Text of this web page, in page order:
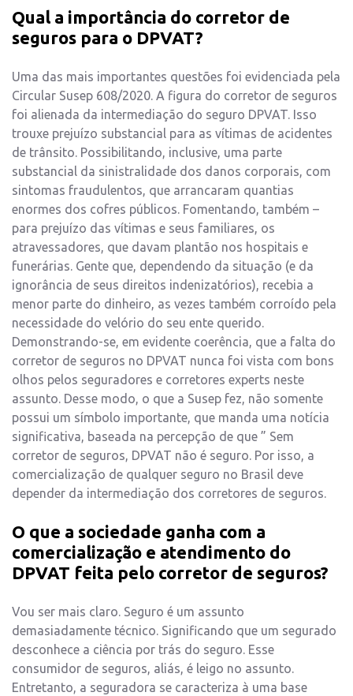
Qual a importância do corretor de
seguros para o DPVAT?
Uma das mais importantes questões foi evidenciada pela
Circular Susep 608/2020. A figura do corretor de seguros
foi alienada da intermediação do seguro DPVAT. Isso
trouxe prejuízo substancial para as vítimas de acidentes
de trânsito. Possibilitando, inclusive, uma parte
substancial da sinistralidade dos danos corporais, com
sintomas fraudulentos, que arrancaram quantias
enormes dos cofres públicos. Fomentando, também –
para prejuízo das vítimas e seus familiares, os
atravessadores, que davam plantão nos hospitais e
funerárias. Gente que, dependendo da situação (e da
ignorância de seus direitos indenizatórios), recebia a
menor parte do dinheiro, as vezes também corroído pela
necessidade do velório do seu ente querido.
Demonstrando-se, em evidente coerência, que a falta do
corretor de seguros no DPVAT nunca foi vista com bons
olhos pelos seguradores e corretores experts neste
assunto. Desse modo, o que a Susep fez, não somente
possui um símbolo importante, que manda uma notícia
significativa, baseada na percepção de que ” Sem
corretor de seguros, DPVAT não é seguro. Por isso, a
comercialização de qualquer seguro no Brasil deve
depender da intermediação dos corretores de seguros.
O que a sociedade ganha com a
comercialização e atendimento do
DPVAT feita pelo corretor de seguros?
Vou ser mais claro. Seguro é um assunto
demasiadamente técnico. Significando que um segurado
desconhece a ciência por trás do seguro. Esse
consumidor de seguros, aliás, é leigo no assunto.
Entretanto, a seguradora se caracteriza à uma base